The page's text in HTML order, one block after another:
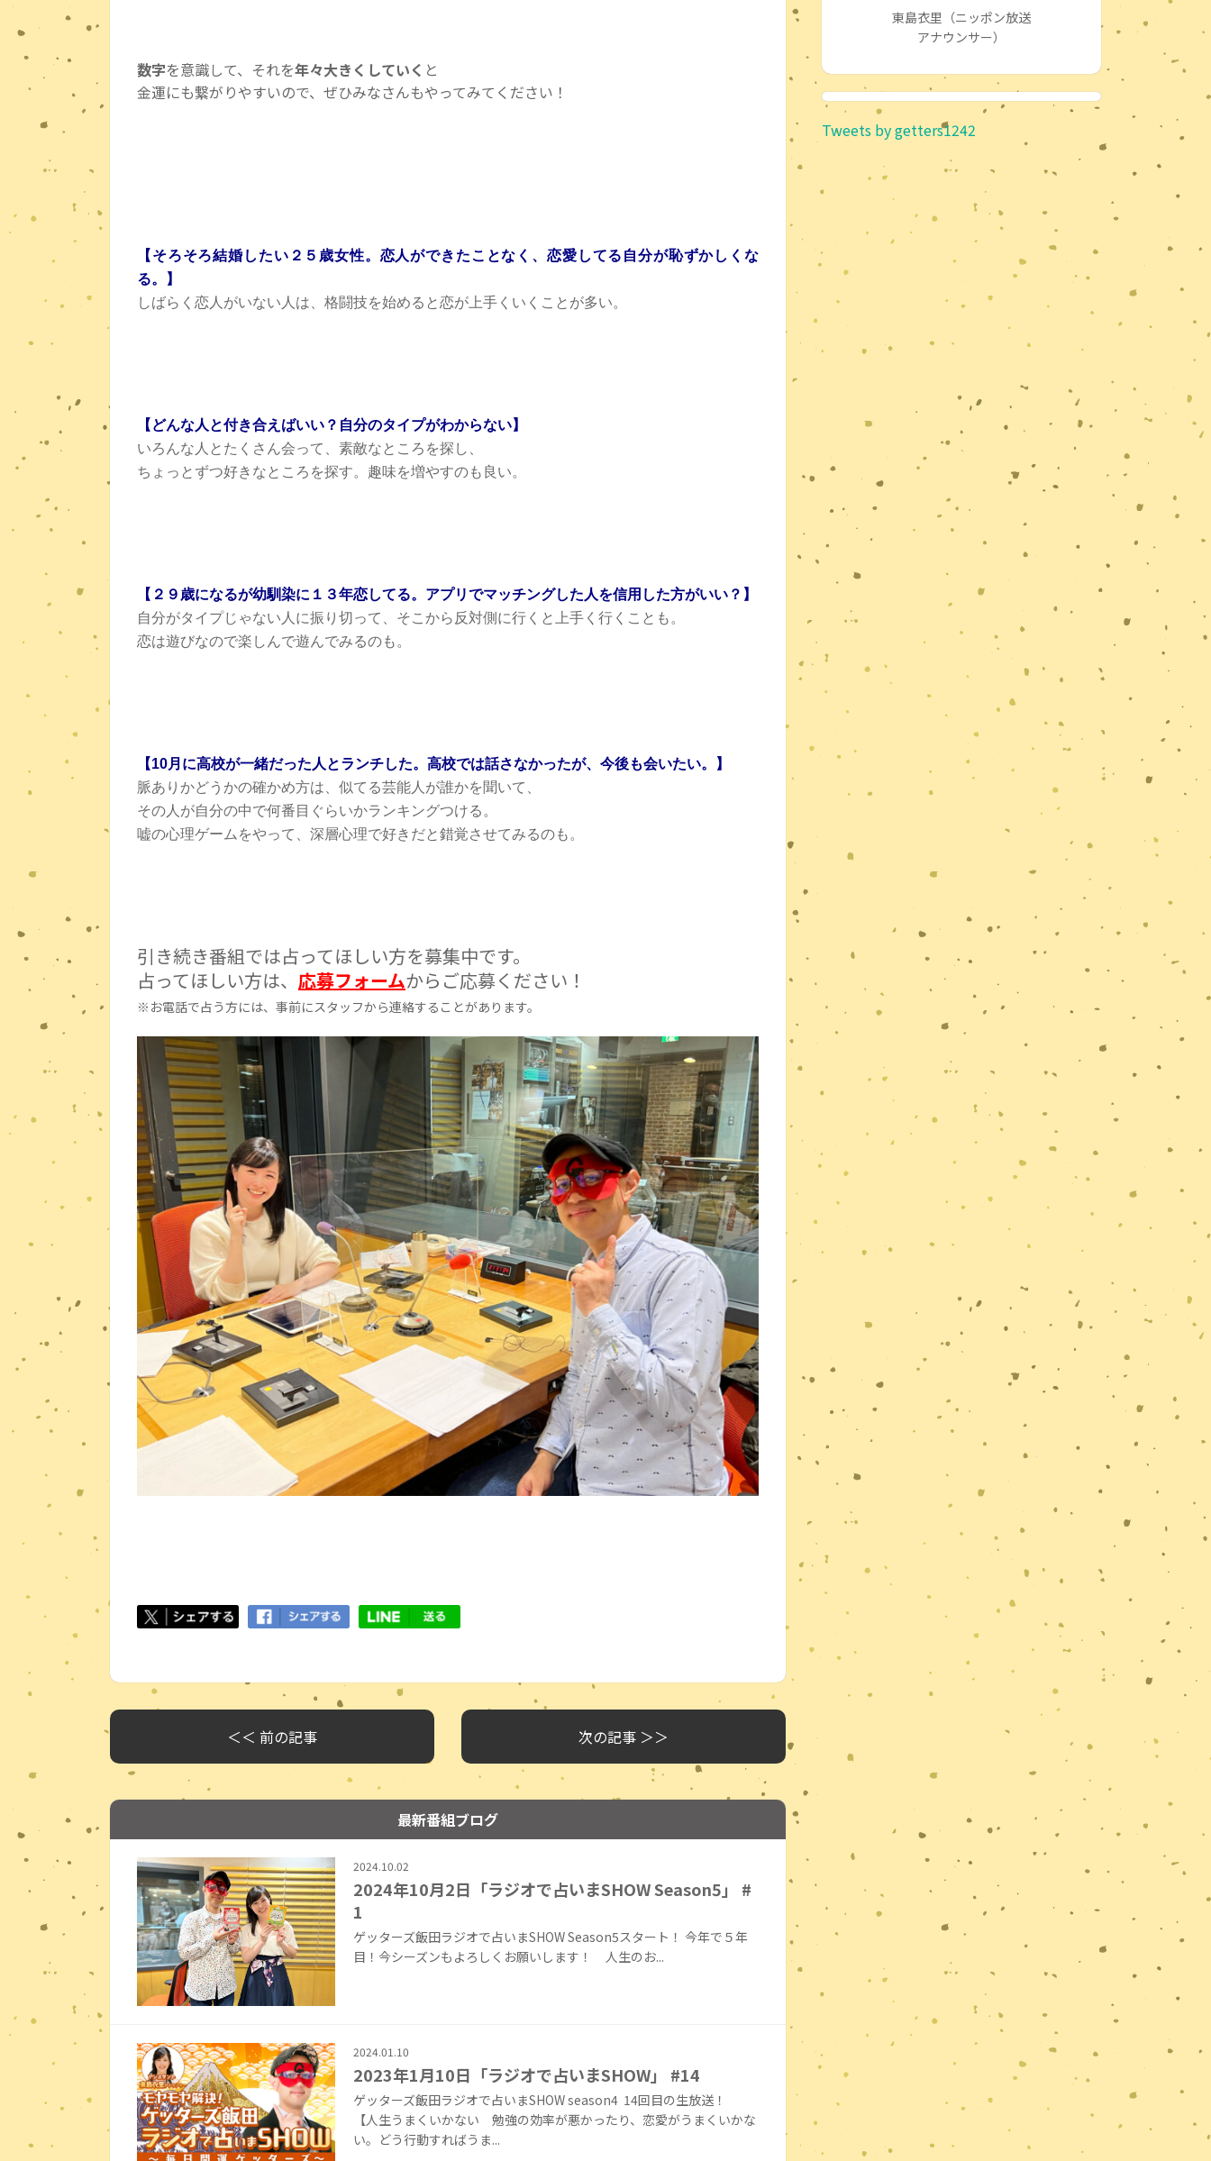
数字を意識して、それを年々大きくしていく と
金運にも繋がりやすいので、ぜひみなさんもやってみてください！
【そろそろ結婚したい２５歳女性。恋人ができたことなく、恋愛してる自分が恥ずかしくな
る。】
しばらく恋人がいない人は、格闘技を始めると恋が上手くいくことが多い。
【どんな人と付き合えばいい？自分のタイプがわからない】
いろんな人とたくさん会って、素敵なところを探し、
ちょっとずつ好きなところを探す。趣味を増やすのも良い。
【２９歳になるが幼馴染に１３年恋してる。アプリでマッチングした人を信用した方がいい？】
自分がタイプじゃない人に振り切って、そこから反対側に行くと上手く行くことも。
恋は遊びなので楽しんで遊んでみるのも。
【10月に高校が一緒だった人とランチした。高校では話さなかったが、今後も会いたい。】
脈ありかどうかの確かめ方は、似てる芸能人が誰かを聞いて、
その人が自分の中で何番目ぐらいかランキングつける。
嘘の心理ゲームをやって、深層心理で好きだと錯覚させてみるのも。
引き続き番組では占ってほしい方を募集中です。
占ってほしい方は、 応募フォームからご応募ください！
※お電話で占う方には、事前にスタッフから連絡することがあります。
＜＜ 前の記事 次の記事 ＞＞
最新番組ブログ
2024.10.02
2024年10月2日「ラジオで占いまSHOW Season5」 #
1
ゲッターズ飯田ラジオで占いまSHOW Season5スタート！ 今年で５年
目！今シーズンもよろしくお願いします！ 人生のお...
2024.01.10
2023年1月10日「ラジオで占いまSHOW」 #14
ゲッターズ飯田ラジオで占いまSHOW season4 14回目の生放送！
【人生うまくいかない 勉強の効率が悪かったり、恋愛がうまくいかな
い。どう行動すればうま...
東島衣里（ニッポン放送
アナウンサー）
Tweets by getters1242